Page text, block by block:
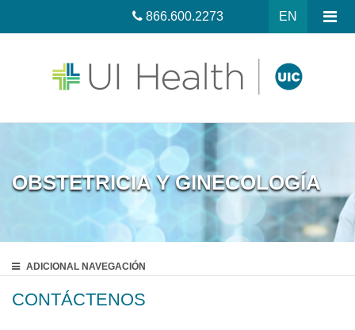
EN
866.600.2273
OBSTETRICIA Y GINECOLOGÍA
ADICIONAL NAVEGACIÓN
CONTÁCTENOS